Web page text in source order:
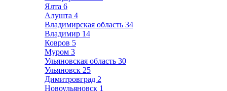
Ялта 6
Алушта 4
Владимирская область 34
Владимир 14
Ковров 5
Муром 3
Ульяновская область 30
Ульяновск 25
Димитровград 2
Новоульяновск 1